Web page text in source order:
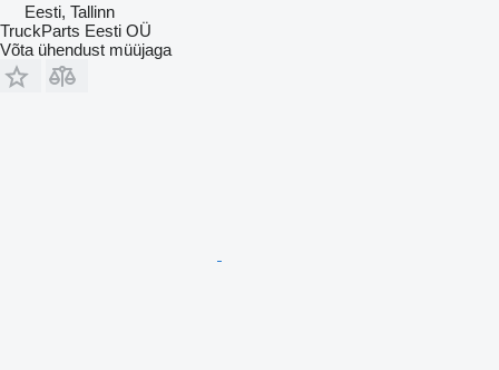
Eesti, Tallinn
TruckParts Eesti OÜ
Võta ühendust müüjaga